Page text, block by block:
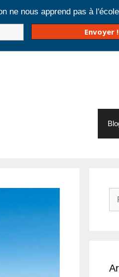
ne nous apprend pas à
Envoyer !